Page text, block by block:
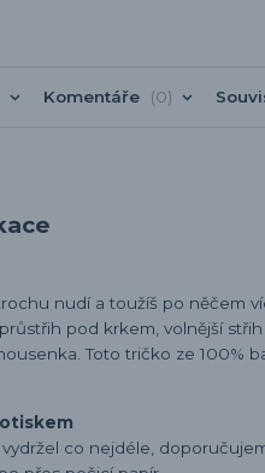
Komentáře 0
nudí a toužíš po něčem
pod krkem, volnější
Toto tričko ze 100%
co nejdéle,